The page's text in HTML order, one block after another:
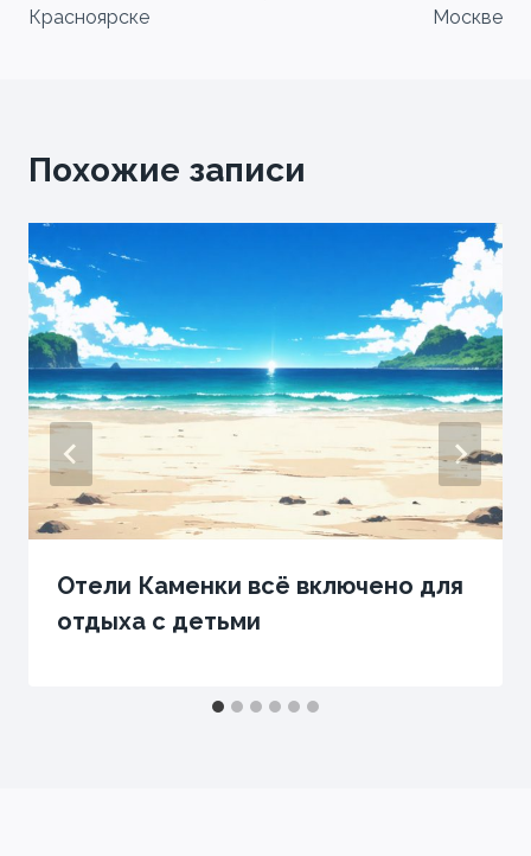
записям
Красноярске
Москве
Похожие записи
Отели Каменки всё включено для
отдыха с детьми